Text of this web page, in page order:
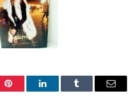
Pinterest LinkedInTumblr Email